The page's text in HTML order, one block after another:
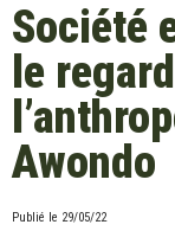
Société
le
Awondo
Publié le 29/05/22